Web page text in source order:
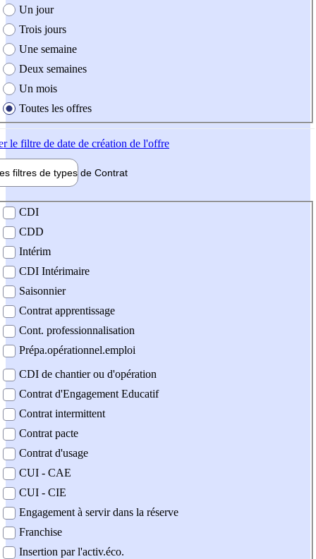
création de l'offre
Un jour
Trois jours
Une semaine
Deux semaines
Un mois
Toutes les offres
le filtre de date de création de l'offre
filtres de types de Contrat
contrat
CDI
CDD
Intérim
CDI Intérimaire
Saisonnier
Contrat apprentissage
Cont. professionnalisation
Prépa.opérationnel.emploi
CDI de chantier ou d'opération
Contrat d'Engagement Educatif
Contrat intermittent
Contrat pacte
Contrat d'usage
CUI - CAE
CUI - CIE
Engagement à servir dans la réserve
Franchise
Insertion par l'activ.éco.